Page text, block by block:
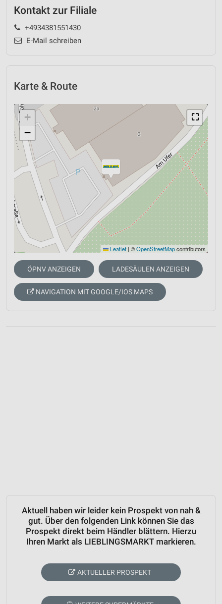
Kontakt zur Filiale
+4934381551430
E-Mail schreiben
Karte & Route
⛶
+
−
Leaflet | ©OpenStreetMapcontributors
ÖPNV ANZEIGEN LADESÄULEN ANZEIGEN
NAVIGATION MIT GOOGLE/IOS MAPS
Aktuell haben wir leider kein Prospekt von nah &
gut. Über den folgenden Link können Sie das
Prospekt direkt beim Händler blättern. Hierzu
Ihren Markt als LIEBLINGSMARKT markieren.
AKTUELLER PROSPEKT